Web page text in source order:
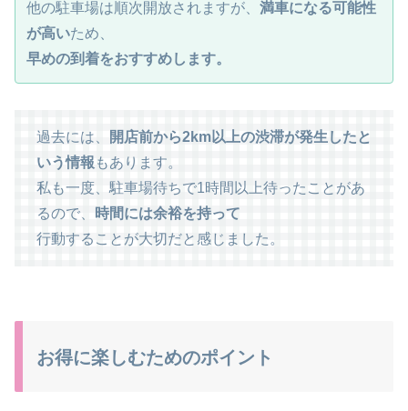
他の駐車場は順次開放されますが、 満車になる可能性
が高いため、
早めの到着をおすすめします。
過去には、
開店前から2km以上の渋滞が発生したと
いう情報 もあります。
私も一度、駐車場待ちで1時間以上待ったことがあ
るので、
時間には余裕を持って
行動することが大切だと感じました。
お得に楽しむためのポイント